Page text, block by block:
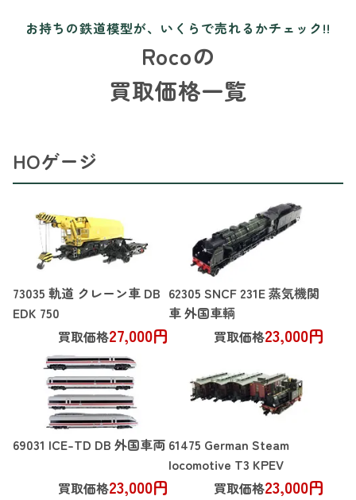
お持ちの鉄道模型が、いくらで売れるかチェック!!
Rocoの
買取価格一覧
HOゲージ
73035 軌道 クレーン車 DB
EDK 750
買取価格27,000円
62305 SNCF 231E 蒸気機関
車 外国車輌
買取価格23,000円
69031 ICE-TD DB 外国車両
買取価格23,000円
61475 German Steam
locomotive T3 KPEV
買取価格23,000円